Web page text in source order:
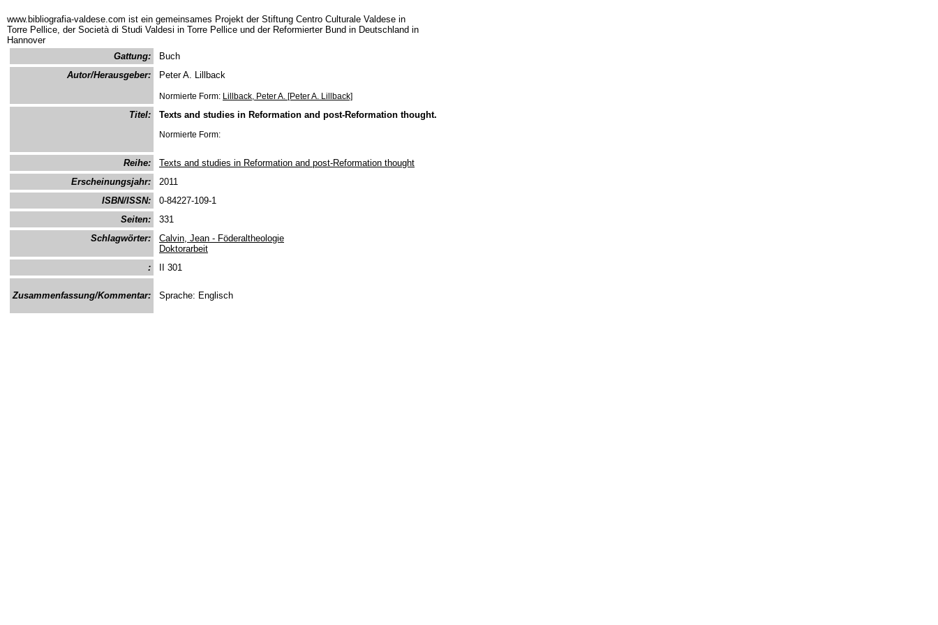
www.bibliografia-valdese.com ist ein gemeinsames Projekt der Stiftung Centro Culturale Valdese in
Torre Pellice, der Società di Studi Valdesi in Torre Pellice und der Reformierter Bund in Deutschland in
Hannover
Gattung:
Buch
Autor/Herausgeber:
Peter A. Lillback
Normierte Form: Lillback, Peter A. [Peter A. Lillback]
Titel: Texts and studies in Reformation and post-Reformation thought.
Normierte Form:
Reihe:
Texts and studies in Reformation and post-Reformation thought
Erscheinungsjahr:
2011
ISBN/ISSN:
0-84227-109-1
Seiten:
331
Schlagwörter:
Calvin, Jean - Föderaltheologie
Doktorarbeit
:
II 301
Zusammenfassung/Kommentar: Sprache: Englisch